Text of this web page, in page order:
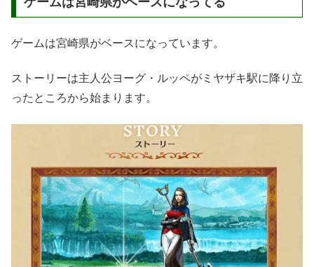
ゲームは宮崎県がベースになっています。
ストーリーは主人公ヨーグ・ルッペがミヤザキ駅に降り立
ったところから始まります。